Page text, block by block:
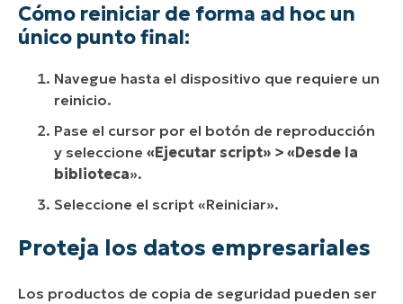
Cómo reiniciar de forma ad hoc un
único punto final:
Navegue hasta el dispositivo que requiere un
reinicio.
Pase el cursor por el botón de reproducción
y seleccione «Ejecutar script» > «Desde la
biblioteca».
Seleccione el script «Reiniciar».
Proteja los datos empresariales
Los productos de copia de seguridad pueden ser